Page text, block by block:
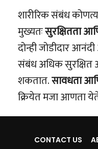
शारीरिक संबंध
मुख्यतःसुरक्षितता
दोन्ही जोडीदार
संबंध अधिक
शकतात.सावधता
क्रियेत मजा आणता
CONTACT US